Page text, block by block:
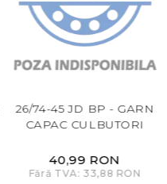
26/74-45 JD BP - GARN
CAPAC CULBUTORI
40,99 RON
Fără TVA: 33,88 RON